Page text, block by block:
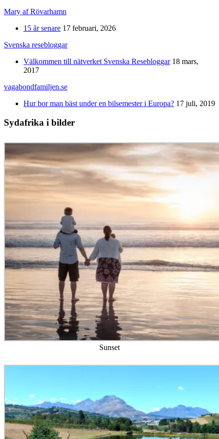
Mary af Rövarhamn
15 år senare 17 februari, 2026
Svenska resebloggar
Välkommen till nätverket Svenska Resebloggar 18 mars,
2017
vagabondfamiljen.se
Hur bor man bäst under en bilsemester i Europa? 17 juli, 2019
Sydafrika i bilder
Sunset